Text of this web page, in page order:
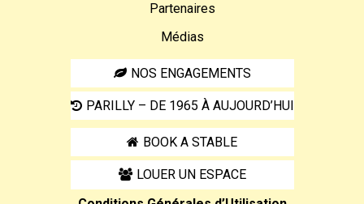
Partenaires
Médias
NOS ENGAGEMENTS
PARILLY – DE 1965 À AUJOURD’HUI
BOOK A STABLE
LOUER UN ESPACE